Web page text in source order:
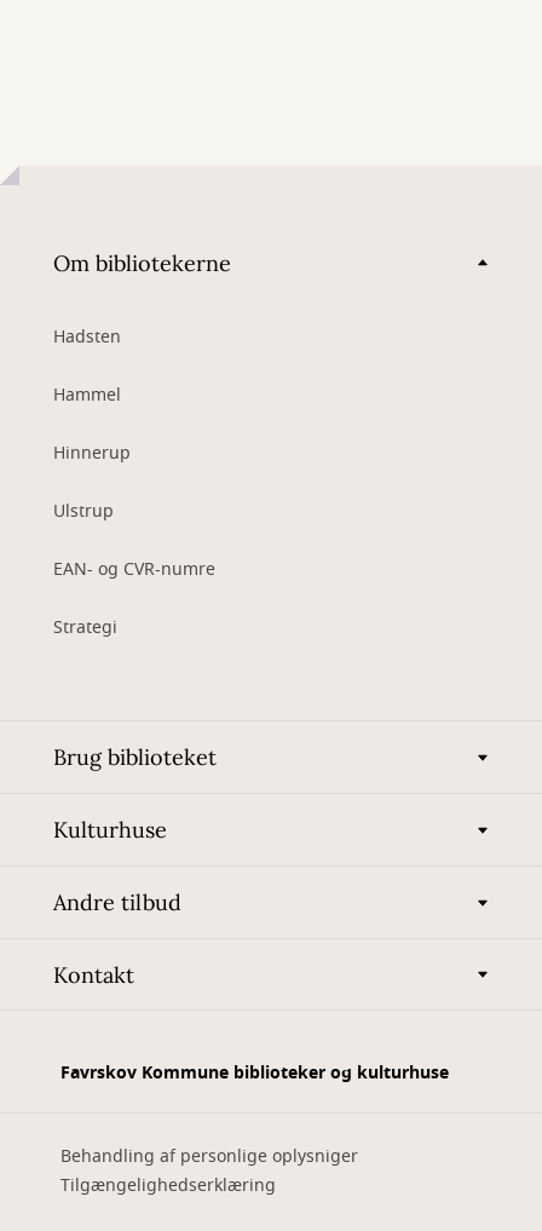
Om bibliotekerne
Hadsten
Hammel
Hinnerup
Ulstrup
EAN- og CVR-numre
Strategi
Brug biblioteket
Kulturhuse
Andre tilbud
Kontakt
Favrskov Kommune biblioteker og kulturhuse
Behandling af personlige oplysniger
Tilgængelighedserklæring